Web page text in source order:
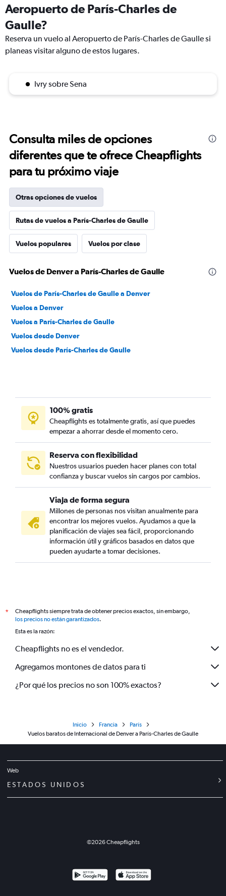
Aeropuerto de París-Charles de
Gaulle?
Reserva un vuelo al Aeropuerto de París-Charles de Gaulle si
planeas visitar alguno de estos lugares.
Ivry sobre Sena
Consulta miles de opciones
diferentes que te ofrece Cheapflights
para tu próximo viaje
Otras opciones de vuelos
Rutas de vuelos a París-Charles de Gaulle
Vuelos populares Vuelos por clase
Vuelos de Denver a París-Charles de Gaulle
Vuelos de París-Charles de Gaulle a Denver
Vuelos a Denver
Vuelos a París-Charles de Gaulle
Vuelos desde Denver
Vuelos desde París-Charles de Gaulle
100% gratis
Cheapflights es totalmente gratis, así que puedes
empezar a ahorrar desde el momento cero.
Reserva con flexibilidad
Nuestros usuarios pueden hacer planes con total
confianza y buscar vuelos sin cargos por cambios.
Viaja de forma segura
Millones de personas nos visitan anualmente para
encontrar los mejores vuelos. Ayudamos a que la
planificación de viajes sea fácil, proporcionando
información útil y gráficos basados en datos que
pueden ayudarte a tomar decisiones.
*
Cheapflights siempre trata de obtener precios exactos, sin embargo,
los precios no están garantizados.
Esta es la razón:
Cheapflights no es el vendedor.
Agregamos montones de datos para ti
¿Por qué los precios no son 100% exactos?
Inicio Francia
París
Vuelos baratos de Internacional de Denver a París-Charles de Gaulle
Web
ESTADOS UNIDOS
©2026Cheapflights